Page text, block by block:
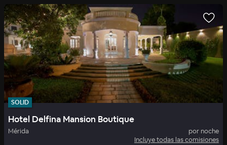
SOLID
Hotel Delfina Mansion Boutique
Mérida
por noche
Incluye todas las comisiones